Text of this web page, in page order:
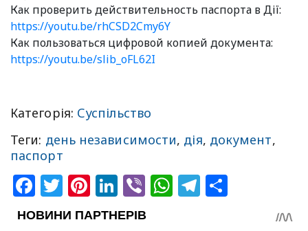
Как проверить действительность паспорта в Дії:
https://youtu.be/rhCSD2Cmy6Y
Как пользоваться цифровой копией документа:
https://youtu.be/slib_oFL62I
Категорія: Суспільство
Теги: день независимости, дія, документ,
паспорт
Facebook
Twitter
Pinterest
LinkedIn
ViberWhatsApp
Telegram